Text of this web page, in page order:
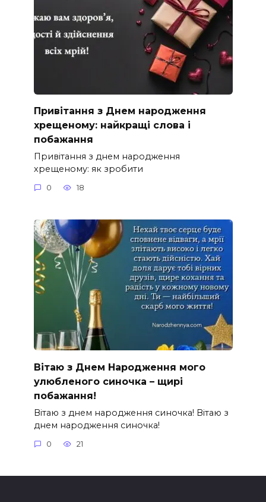
Привітання з Днем народження
хрещеному: найкращі слова і
побажання
Привітання з днем народження
хрещеному: як зробити
0 18
Вітаю з Днем Народження мого
улюбленого синочка – щирі
побажання!
Вітаю з днем народження синочка! Вітаю з
днем народження синочка!
0 21